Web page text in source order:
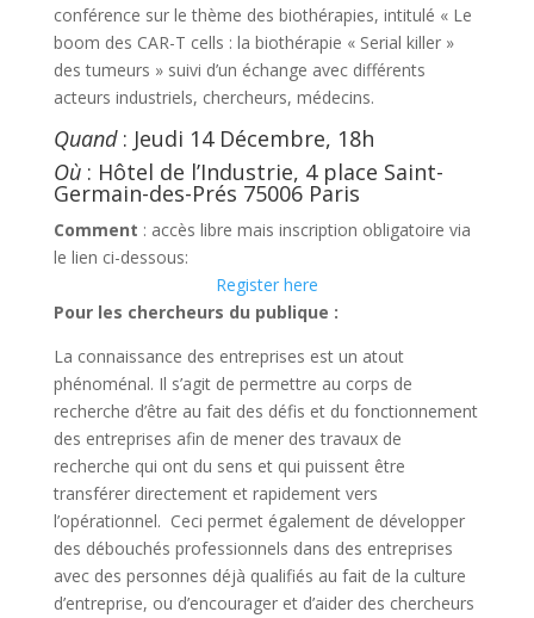
conférence sur le thème des biothérapies, intitulé « Le
boom des CAR-T cells : la biothérapie « Serial killer »
des tumeurs » suivi d’un échange avec différents
acteurs industriels, chercheurs, médecins.
Quand : Jeudi 14 Décembre, 18h
Où : Hôtel de l’Industrie, 4 place Saint-
Germain-des-Prés 75006 Paris
Comment : accès libre mais inscription obligatoire via
le lien ci-dessous:
Register here
Pour les chercheurs du publique :
La connaissance des entreprises est un atout
phénoménal. Il s’agit de permettre au corps de
recherche d’être au fait des défis et du fonctionnement
des entreprises afin de mener des travaux de
recherche qui ont du sens et qui puissent être
transférer directement et rapidement vers
l’opérationnel. Ceci permet également de développer
des débouchés professionnels dans des entreprises
avec des personnes déjà qualifiés au fait de la culture
d’entreprise, ou d’encourager et d’aider des chercheurs